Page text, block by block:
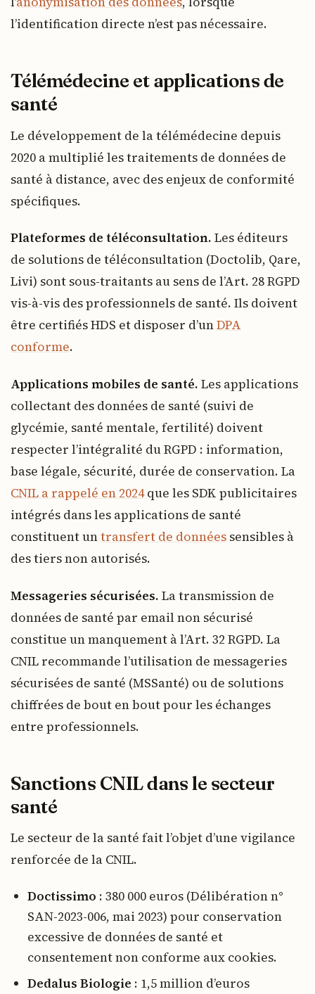
l’identification directe n’est pas nécessaire.
Télémédecine et applications de
santé
Le développement de la télémédecine depuis
2020 a multiplié les traitements de données de
santé à distance, avec des enjeux de conformité
spécifiques.
Plateformes de téléconsultation. Les éditeurs
de solutions de téléconsultation (Doctolib, Qare,
Livi) sont sous-traitants au sens de l’Art. 28 RGPD
vis-à-vis des professionnels de santé. Ils doivent
être certifiés HDS et disposer d’unDPA
conforme.
Applications mobiles de santé. Les applications
collectant des données de santé (suivi de
glycémie, santé mentale, fertilité) doivent
respecter l’intégralité du RGPD : information,
base légale, sécurité, durée de conservation. La
CNIL a rappelé en 2024que les SDK publicitaires
intégrés dans les applications de santé
constituent untransfert de données sensibles à
des tiers non autorisés.
Messageries sécurisées. La transmission de
données de santé par email non sécurisé
constitue un manquement à l’Art. 32 RGPD. La
CNIL recommande l’utilisation de messageries
sécurisées de santé (MSSanté) ou de solutions
chiffrées de bout en bout pour les échanges
entre professionnels.
Sanctions CNIL dans le secteur
santé
Le secteur de la santé fait l’objet d’une vigilance
renforcée de la CNIL.
Doctissimo : 380 000 euros (Délibération n°
SAN-2023-006, mai 2023) pour conservation
excessive de données de santé et
consentement non conforme aux cookies.
Dedalus Biologie : 1,5 million d’euros